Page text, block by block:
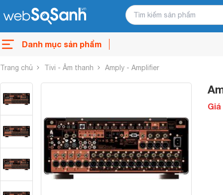
Danh mục sản phẩm
Trang chủ Tivi - Âm thanh Amply - Amplifier
Giá